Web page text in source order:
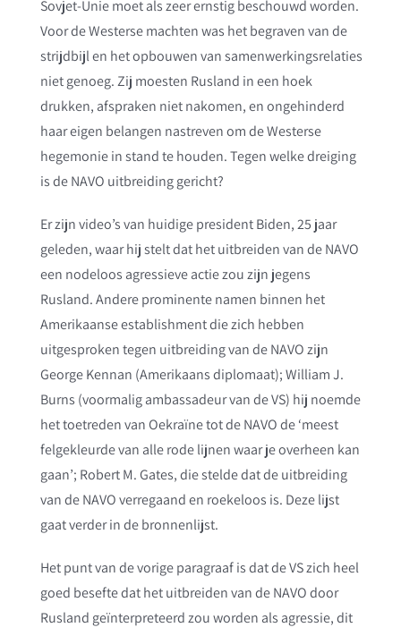
Sovjet-Unie moet als zeer ernstig beschouwd worden.
Voor de Westerse machten was het begraven van de
strijdbijl en het opbouwen van samenwerkingsrelaties
niet genoeg. Zij moesten Rusland in een hoek
drukken, afspraken niet nakomen, en ongehinderd
haar eigen belangen nastreven om de Westerse
hegemonie in stand te houden. Tegen welke dreiging
is de NAVO uitbreiding gericht?
Er zijn video’s van huidige president Biden, 25 jaar
geleden, waar hij stelt dat het uitbreiden van de NAVO
een nodeloos agressieve actie zou zijn jegens
Rusland. Andere prominente namen binnen het
Amerikaanse establishment die zich hebben
uitgesproken tegen uitbreiding van de NAVO zijn
George Kennan (Amerikaans diplomaat); William J.
Burns (voormalig ambassadeur van de VS) hij noemde
het toetreden van Oekraïne tot de NAVO de ‘meest
felgekleurde van alle rode lijnen waar je overheen kan
gaan’; Robert M. Gates, die stelde dat de uitbreiding
van de NAVO verregaand en roekeloos is. Deze lijst
gaat verder in de bronnenlijst.
Het punt van de vorige paragraaf is dat de VS zich heel
goed besefte dat het uitbreiden van de NAVO door
Rusland geïnterpreteerd zou worden als agressie, dit